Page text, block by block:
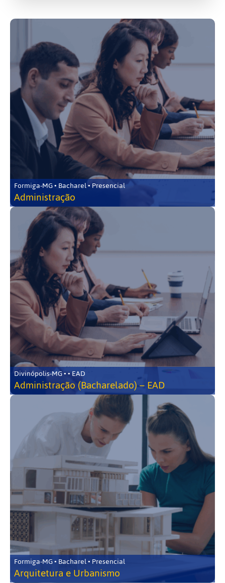
Formiga-MG • Bacharel • Presencial
Administração
Divinópolis-MG • • EAD
Administração (Bacharelado) – EAD
Formiga-MG • Bacharel • Presencial
Arquitetura e Urbanismo